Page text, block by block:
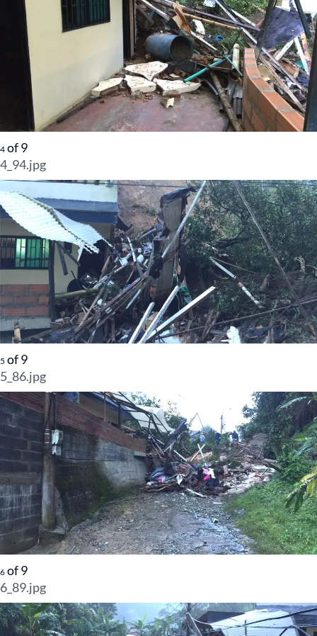
4 of9
4_94.jpg
5 of9
5_86.jpg
6 of9
6_89.jpg